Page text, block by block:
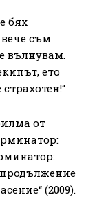
бях
съм
вълнувам.
ето
от
продължение
(2009).